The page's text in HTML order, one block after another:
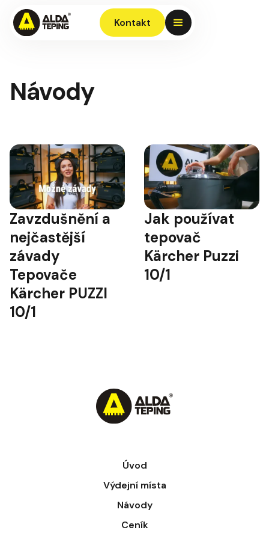
Kontakt
Návody
Přehrát video
Zavzdušnění a
nejčastější
závady
Tepovače
Kärcher PUZZI
10/1
Přehrát video
Jak používat
tepovač
Kärcher Puzzi
10/1
Úvod
Výdejní místa
Návody
Ceník